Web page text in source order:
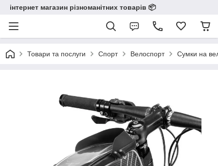
інтернет магазин різноманітних товарів 📦️️️️️️
Товари та послуги Спорт Велоспорт Сумки на